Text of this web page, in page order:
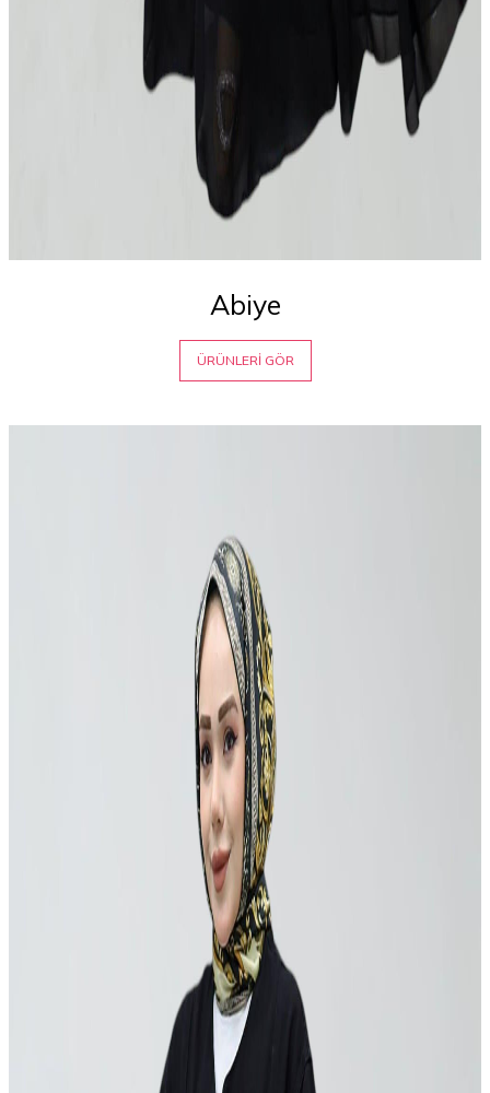
Abiye
ÜRÜNLERİ GÖR